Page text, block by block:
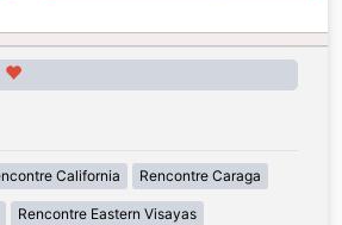
California Rencontre Caraga
Rencontre Eastern Visayas